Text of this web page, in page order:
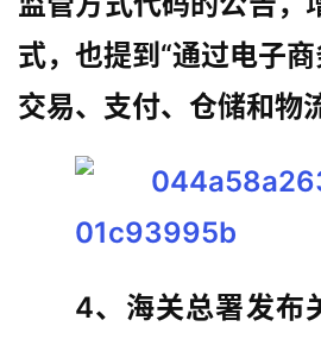
式，也提到“通过电子
交易、支付、仓储和物
4、海关总署发布